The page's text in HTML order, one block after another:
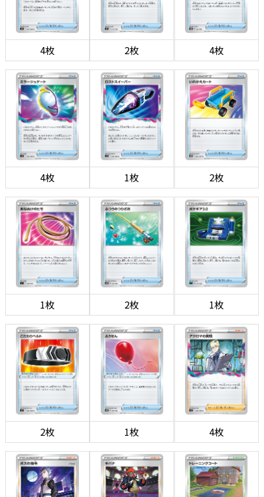
4枚 2枚 4枚
4枚 1枚 2枚
1枚 2枚 1枚
2枚 1枚 4枚